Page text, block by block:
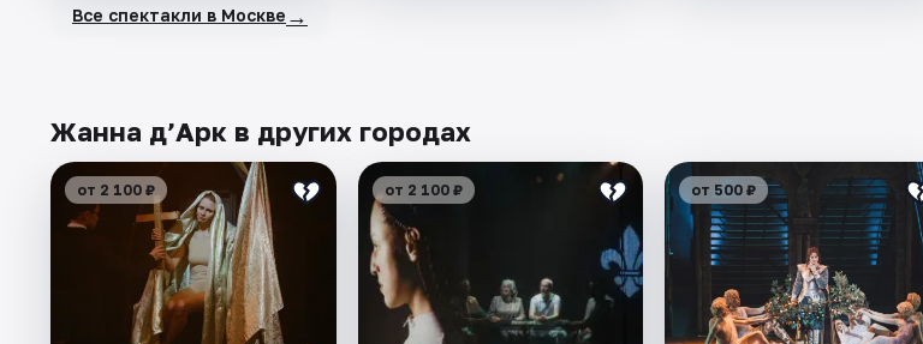
Все спектакли в Москве →
Жанна д’Арк в других городах
от 2 100 ₽ от 2 100 ₽ от 500 ₽